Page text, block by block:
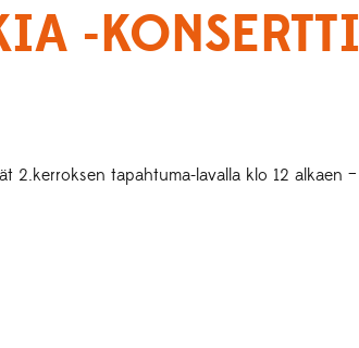
-KONSERTTI
2.kerroksen tapahtuma-lavalla klo 12 alkaen –